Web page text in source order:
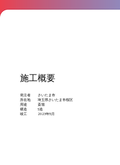
施工概要
発注者 さいたま市
所在地 埼玉県さいたま市桜区
用途 斎場
構造 S造
竣工 2023年5月